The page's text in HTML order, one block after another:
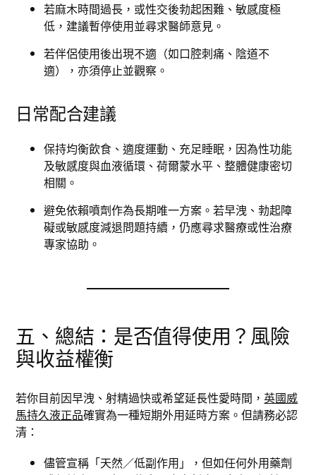
若麻木時間過長，或性交後勃起困難、敏感度極
低，建議暫停使用並尋求醫師意見。
若伴侶使用後出現不適（如口腔刺痛、陰道不
適），亦須停止並觀察。
日常配合建議
保持均衡飲食、適度運動、充足睡眠，因為性功能
及敏感度與血液循環、荷爾蒙水平、整體健康密切
相關。
避免依賴噴劑作為長期唯一方案。若早洩、勃起障
礙或敏感度減退問題持續，仍應尋求醫療或性治療
專家協助。
五、總結：是否值得使用？風險
與收益權衡
若你目前因早洩、射精過快或希望延長性愛時間，英國威
馬持久液正品確實為一種短期外用延時方案。但請務必認
清：
儘管宣稱「天然／低副作用」，但如任何外用藥劑